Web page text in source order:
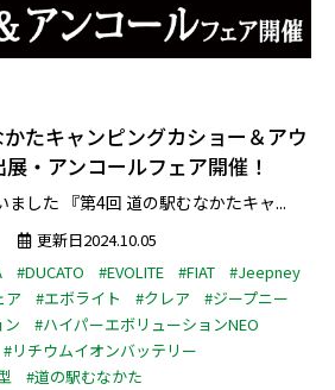
かたキャンピングカショー＆アウ
・アンコールフェア開催！
した 『第4回 道の駅むなかたキャ...
更新日2024.10.05
#DUCATO #EVOLITE #FIAT
#Jeepney
ア #エボライト #クレア
#ジープニー
#ハイパーエボリューションNEO
#リチウムイオンバッテリー
#道の駅むなかた